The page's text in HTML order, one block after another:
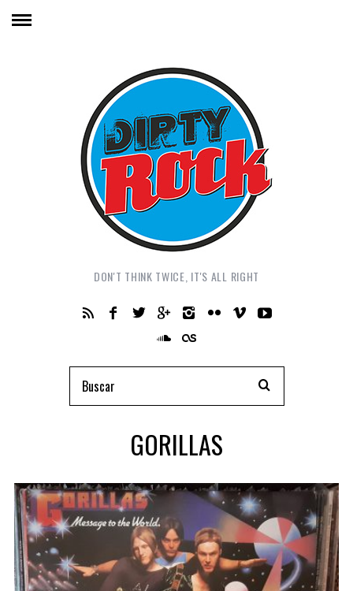
DON'T THINK TWICE, IT'S ALL RIGHT
GORILLAS